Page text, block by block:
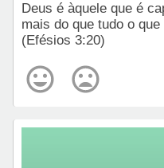
Deus é àquele que é
mais do que tudo o
(Efésios 3:20)